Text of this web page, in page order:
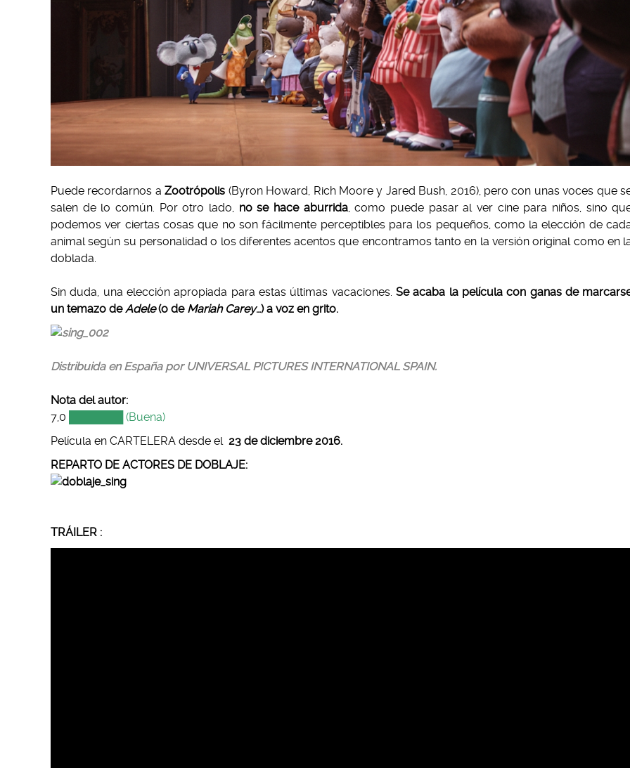
Puede recordarnos aZootrópolis (Byron Howard, Rich Moore y Jared Bush, 2016), pero con unas voces que
salen de lo común. Por otro lado, no se hace aburrida, como puede pasar al ver cine para niños, sino
podemos ver ciertas cosas que no son fácilmente perceptibles para los pequeños, como la elección de
animal según su personalidad o los diferentes acentos que encontramos tanto en la versión original como en
doblada.
Sin duda, una elección apropiada para estas últimas vacaciones. Se acaba la película con ganas de
un temazo deAdele(o de Mariah Carey…) a voz en grito.
Distribuida en España por UNIVERSAL PICTURES INTERNATIONAL SPAIN.
Nota del autor:
7,0
███████ (Buena)
Película en CARTELERA desde el 23 de diciembre 2016.
REPARTO DE ACTORES DE DOBLAJE:
TRÁILER :